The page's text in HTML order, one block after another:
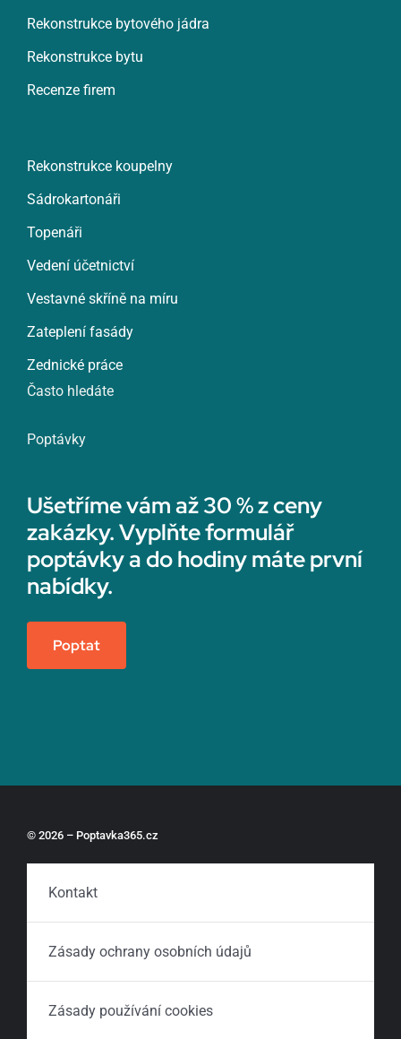
Rekonstrukce bytového jádra
Rekonstrukce bytu
Recenze firem
Rekonstrukce koupelny
Sádrokartonáři
Topenáři
Vedení účetnictví
Vestavné skříně na míru
Zateplení fasády
Zednické práce
Často hledáte
Poptávky
Ušetříme vám až 30 % z ceny
zakázky. Vyplňte formulář
poptávky a do hodiny máte první
nabídky.
Poptat
© 2026 – Poptavka365.cz
Kontakt
Zásady ochrany osobních údajů
Zásady používání cookies